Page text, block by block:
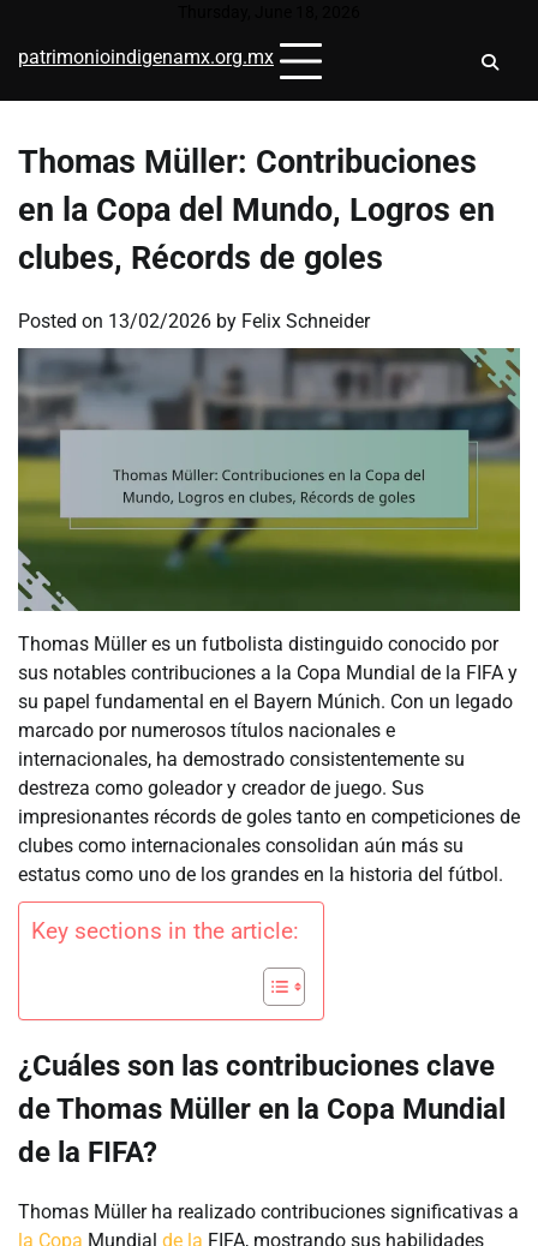
content
patrimonioindigenamx.org.mx
Thomas Müller: Contribuciones
en la Copa del Mundo, Logros en
clubes, Récords de goles
Posted on 13/02/2026 by Felix Schneider
Thomas Müller es un futbolista distinguido conocido por
sus notables contribuciones a la Copa Mundial de la FIFA y
su papel fundamental en el Bayern Múnich. Con un legado
marcado por numerosos títulos nacionales e
internacionales, ha demostrado consistentemente su
destreza como goleador y creador de juego. Sus
impresionantes récords de goles tanto en competiciones de
clubes como internacionales consolidan aún más su
estatus como uno de los grandes en la historia del fútbol.
Key sections in the article:
¿Cuáles son las contribuciones clave
de Thomas Müller en la Copa Mundial
de la FIFA?
Thomas Müller ha realizado contribuciones significativas a
la Copa Mundial de la FIFA, mostrando sus habilidades